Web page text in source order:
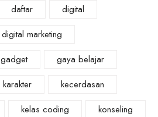
daftar
digital
digital marketing
gadget
gaya belajar
karakter
kecerdasan
kelas coding
konseling